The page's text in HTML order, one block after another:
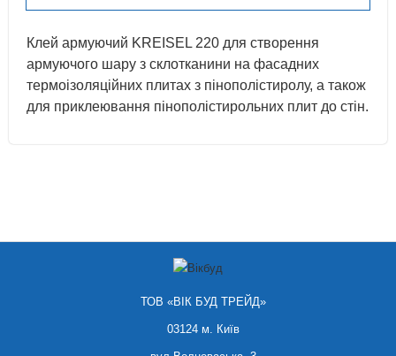
Клей армуючий KREISEL 220 для створення
армуючого шару з склотканини на фасадних
термоізоляційних плитах з пінополістиролу, а також
для приклеювання пінополістирольних плит до стін.
ТОВ «ВІК БУД ТРЕЙД»
03124 м. Київ